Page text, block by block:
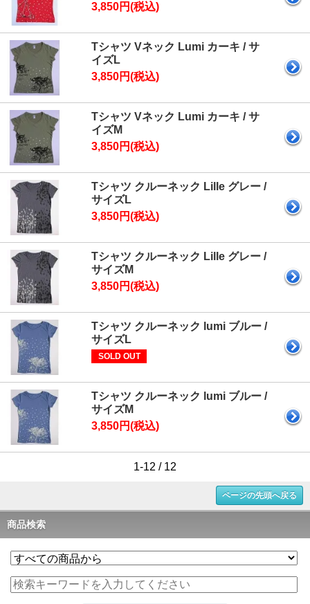
3,850円(税込)
Tシャツ Vネック Lumi カーキ / サ
イズL
3,850円(税込)
Tシャツ Vネック Lumi カーキ / サ
イズM
3,850円(税込)
Tシャツ クルーネック Lille グレー /
サイズL
3,850円(税込)
Tシャツ クルーネック Lille グレー /
サイズM
3,850円(税込)
Tシャツ クルーネック lumi ブルー /
サイズL
SOLD OUT
Tシャツ クルーネック lumi ブルー /
サイズM
3,850円(税込)
1-12 / 12
ページの先頭へ戻る
商品検索